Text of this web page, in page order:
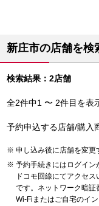
新庄市の店舗を検
検索結果：2店舗
全2件中1 〜 2件目を表
予約申込する店舗/購入
申し込み後に店舗を変更
予約手続きにはログイン
ドコモ回線にてアクセ
です。ネットワーク暗証
Wi-Fiまたはご自宅のイ